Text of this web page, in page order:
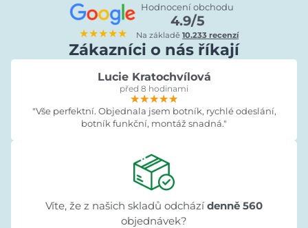
★★★★★
Hodnocení obchodu
4.9/5
Na základě10.233 recenzí
Zákazníci o nás říkají
Lucie Kratochvílová
před 8 hodinami
★★★★★
★★★★★
★★★★★
"Vše perfektní. Objednala jsem botník, rychlé odeslání,
botník funkční, montáž snadná."
Víte, že z našich skladů odchází denně 560
objednávek?